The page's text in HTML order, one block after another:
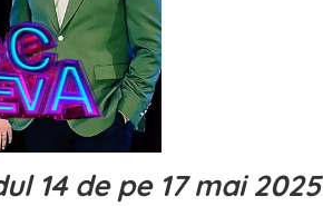
14 de pe 17 mai 2025